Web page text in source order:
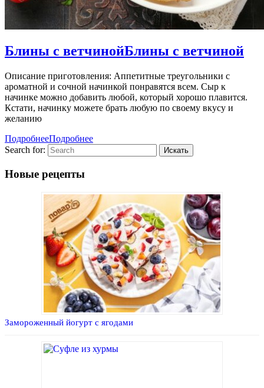
Блины с ветчинойБлины с ветчиной
Описание приготовления: Аппетитные треугольники с
ароматной и сочной начинкой понравятся всем. Сыр к
начинке можно добавить любой, который хорошо плавится.
Кстати, начинку можете брать любую по своему вкусу и
желанию
ПодробнееПодробнее
Search for:
Новые рецепты
Замороженный йогурт с ягодами